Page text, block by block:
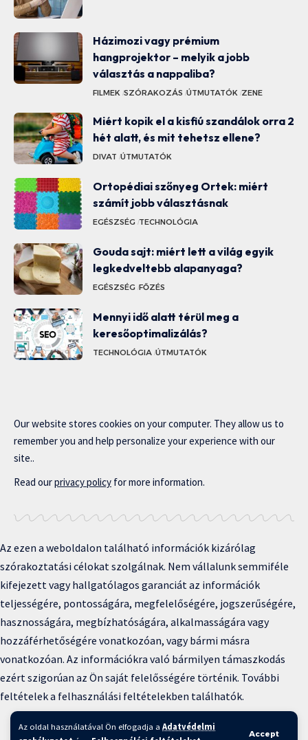
Az oldal használatával Ön elfogadja a Adatvédelmi
Accept
Házimozi vagy prémium
hangprojektor – melyik a jobb
választás a nappaliba?
FILMEK SZÓRAKOZÁS ÚTMUTATÓK ZENE
Miért kopik el a kisfiú szandálok orra 2
hét alatt, és mit tehetsz ellene?
DIVAT ÚTMUTATÓK
Ortopédiai szőnyeg Ortek: miért
számít jobb választásnak
EGÉSZSÉG TECHNOLÓGIA
Gouda sajt: miért lett a világ egyik
legkedveltebb alapanyaga?
EGÉSZSÉG FŐZÉS
Mennyi idő alatt térül meg a
keresőoptimalizálás?
TECHNOLÓGIA ÚTMUTATÓK
Our website stores cookies on your computer. They allow us to
remember you and help personalize your experience with our
site..
Read ourprivacy policy for more information.
Az ezen a weboldalon található információk kizárólag
szórakoztatási célokat szolgálnak. Nem vállalunk semmiféle
kifejezett vagy hallgatólagos garanciát az információk
teljességére, pontosságára, megfelelőségére, jogszerűségére,
hasznosságára, megbízhatóságára, alkalmasságára vagy
hozzáférhetőségére vonatkozóan, vagy bármi másra
vonatkozóan. Az információkra való bármilyen támaszkodás
ezért szigorúan az Ön saját felelősségére történik. További
feltételek a felhasználási feltételekben találhatók.
Copyright © 2025 BFKH.hu